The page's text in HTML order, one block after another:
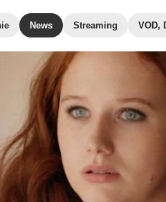
News Streaming VOD,